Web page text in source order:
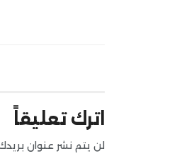
اترك تعليقاً
لن يتم نشر عنوان بريدك